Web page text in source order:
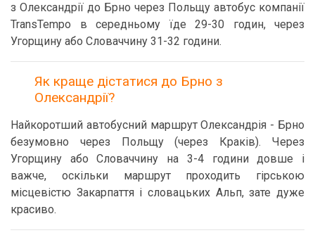
з Олександрії до Брно через Польщу автобус компанії
TransTempo в середньому їде 29-30 годин, через
Угорщину або Словаччину 31-32 години.
Як краще дістатися до Брно з
Олександрії?
Найкоротший автобусний маршрут Олександрія - Брно
безумовно через Польщу (через Краків). Через
Угорщину або Словаччину на 3-4 години довше і
важче, оскільки маршрут проходить гірською
місцевістю Закарпаття і словацьких Альп, зате дуже
красиво.